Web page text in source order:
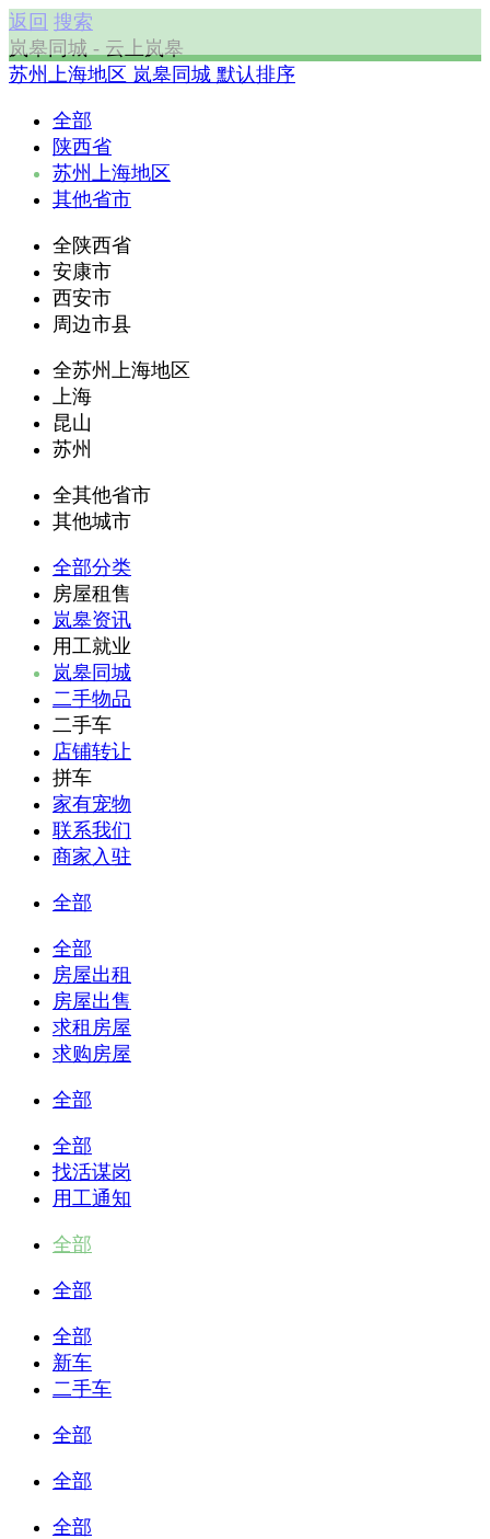
返回 搜索
岚皋同城 - 云上岚皋
苏州上海地区 岚皋同城 默认排序
全部
陕西省
苏州上海地区
其他省市
全陕西省
安康市
西安市
周边市县
全苏州上海地区
上海
昆山
苏州
全其他省市
其他城市
全部分类
房屋租售
岚皋资讯
用工就业
岚皋同城
二手物品
二手车
店铺转让
拼车
家有宠物
联系我们
商家入驻
全部
全部
房屋出租
房屋出售
求租房屋
求购房屋
全部
全部
找活谋岗
用工通知
全部
全部
全部
新车
二手车
全部
全部
全部